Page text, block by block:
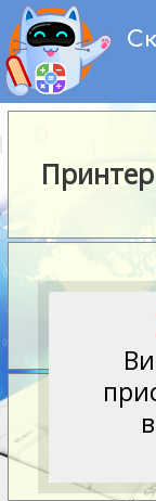
Перейти
до
вмісту
Принтер
Монітор